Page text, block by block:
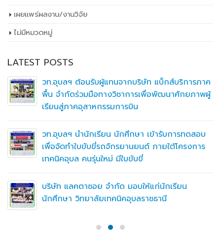
เผยเเพร่ผลงาน/งานวิจัย
ไม่มีหมวดหมู่
LATEST POSTS
วท.อุบลฯ ต้อนรับผู้แทนจากบริษัท แบ็กส์บริการภาค
พื้น จำกัดร่วมมือทางวิชาการเพื่อพัฒนาศักยภาพผู้
เรียนสู่ภาคอุสาหกรรมการบิน
วท.อุบลฯ นำนักเรียน นักศึกษา เข้ารับการทดสอบ
เพื่อจัดทำใบขับขี่รถจักรยานยนต์ ภายใต้โครงการ
เทคนิคอุบล คนรุ่นใหม่ มีใบขับขี่
บริษัท แลคตาซอย จำกัด มอบให้แก่นักเรียน
นักศึกษา วิทยาลัยเทคนิคอุบลราชธานี